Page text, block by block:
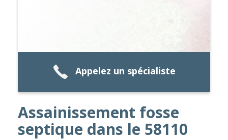
Appelez un spécialiste
Assainissement fosse
septique dans le 58110